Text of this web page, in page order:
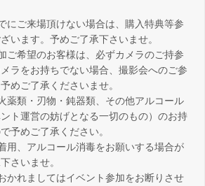
にご来場頂けない場合は、購入特典等参
います。予めご了承下さいませ。
ご希望のお客様は、必ずカメラのご持参
ラをお持ちでない場合、撮影会へのご参
めご了承くださいませ。
薬類・刃物・鈍器類、その他アルコール
ト運営の妨げとなる一切のもの）のお持
予めご了承ください。
用、アルコール消毒をお願いする場合が
さいませ。
かれましてはイベント参加をお断りさせ